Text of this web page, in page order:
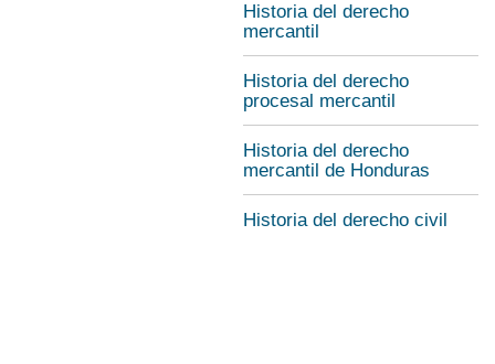
Historia del derecho
mercantil
Historia del derecho
procesal mercantil
Historia del derecho
mercantil de Honduras
Historia del derecho civil